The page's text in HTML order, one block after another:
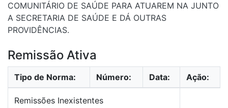
COMUNITÁRIO DE SAÚDE PARA ATUAREM NA JUNTO
A SECRETARIA DE SAÚDE E DÁ OUTRAS
PROVIDÊNCIAS.
Remissão Ativa
Tipo de Norma: Número: Data: Ação:
Remissões Inexistentes